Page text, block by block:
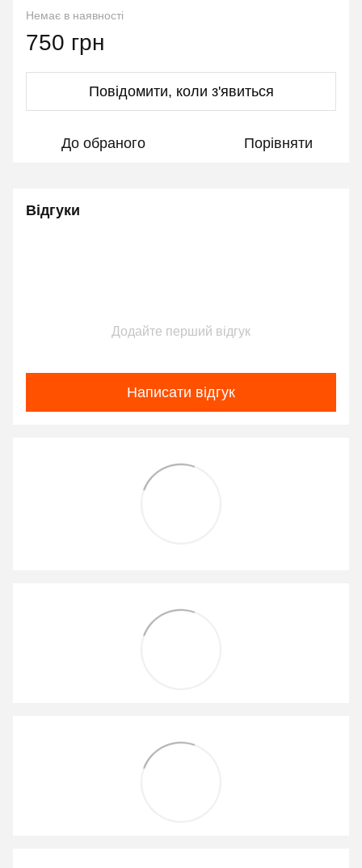
Немає в наявності
750 грн
Повідомити, коли з'явиться
До обраного Порівняти
Відгуки
Додайте перший відгук
Написати відгук